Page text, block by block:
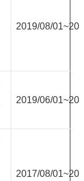
2019/08/
2019/06/
2017/08/